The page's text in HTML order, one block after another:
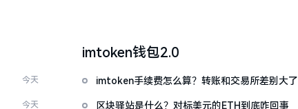
今天
今天
imtoken钱包2.0
imtoken手续费怎么算？转账和交易所差别大了
区块驿站是什么？对标美元的ETH到底咋回事